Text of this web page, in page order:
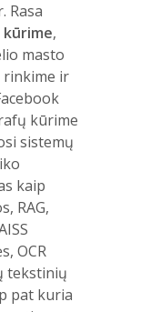
Rasa
kūrime,
masto
rinkime ir
kūrime
sistemų
kaip
RAG,
OCR
tekstinių
pat kuria